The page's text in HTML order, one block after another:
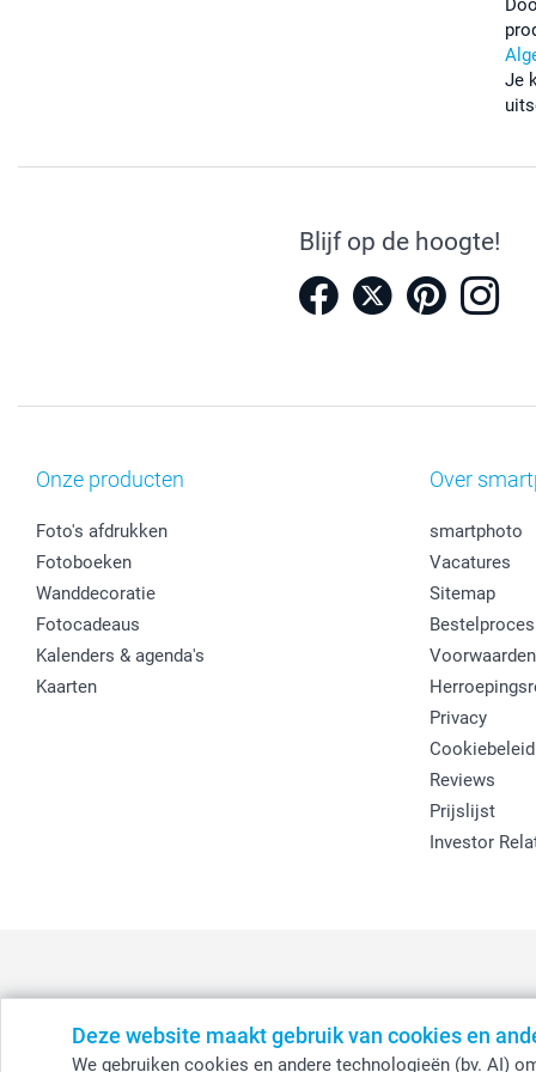
Deze website maakt gebruik van cookies en
We gebruiken cookies en andere technologieën (bv. AI)
Je
Blijf op de hoogte!
Onze producten
Foto's afdrukken
Fotoboeken
Wanddecoratie
Fotocadeaus
Kalenders & agenda's
Kaarten
Over
smartphoto
Vacatures
Sitemap
Bestelproces
Voorwaarden
Privacy
Cookiebeleid
Reviews
Prijslijst
Investor
België - Belgique - Danmark - Deutschland - France -